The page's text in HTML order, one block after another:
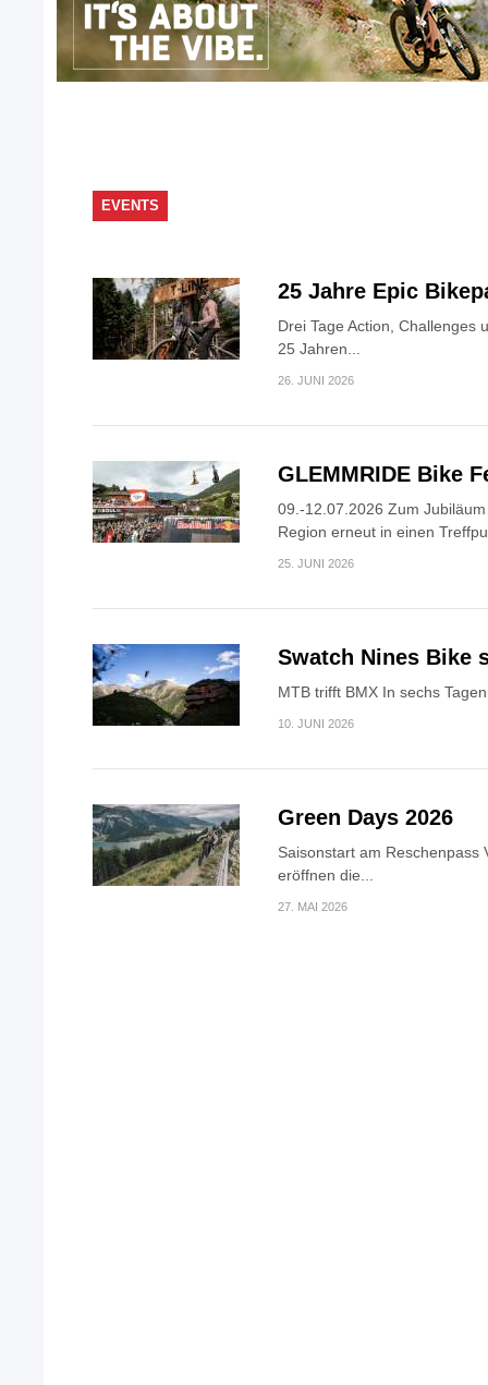
EVENTS
25 Jahre Epic
Drei Tage Action, Challenges
25 Jahren...
26. JUNI 2026
GLEMMRIDE Bike
09.-12.07.2026 Zum
Region erneut in einen
25. JUNI 2026
Swatch Nines Bike
MTB trifft BMX In sechs
10. JUNI 2026
Green Days 2026
Saisonstart am Reschenpass
eröffnen die...
27. MAI 2026